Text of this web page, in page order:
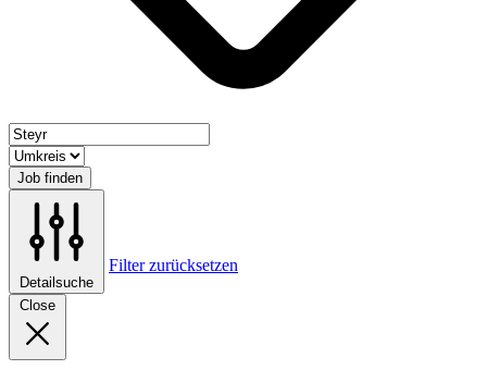
Job finden
Detailsuche
Filter zurücksetzen
Close